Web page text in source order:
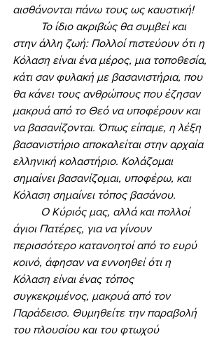
αισθάνονται πάνω τους ως καυστική!
στην άλλη ζωή: Πολλοί πιστεύουν ότι η
Κόλαση είναι ένα μέρος, μια τοποθεσία,
κάτι σαν φυλακή με βασανιστήρια, που
θα κάνει τους ανθρώπους που έζησαν
μακρυά από το Θεό να υποφέρουν και
να βασανίζονται. Όπως είπαμε, η λέξη
βασανιστήριο αποκαλείται στην αρχαία
ελληνική κολαστήριο. Κολάζομαι
σημαίνει βασανίζομαι, υποφέρω, και
Κόλαση σημαίνει τόπος βασάνου.
άγιοι Πατέρες, για να γίνουν
περισσότερο κατανοητοί από το ευρύ
κοινό, άφησαν να εννοηθεί ότι η
Κόλαση είναι ένας τόπος
συγκεκριμένος, μακρυά από τον
Παράδεισο. Θυμηθείτε την παραβολή
του πλουσίου και του φτωχού